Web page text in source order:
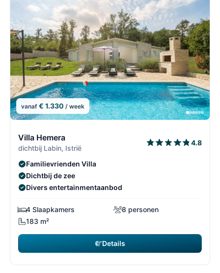
vanaf € 1.330 / week
Villa Hemera
dichtbij Labin, Istrië
4.8
Familievrienden Villa
Dichtbij de zee
Divers entertainmentaanbod
4 Slaapkamers
8 personen
183 m²
Details